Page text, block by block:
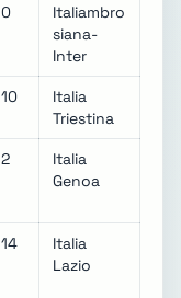
0
Italiambro
siana-
Inter
10
Italia
Triestina
2
Italia
Genoa
14
Italia
Lazio